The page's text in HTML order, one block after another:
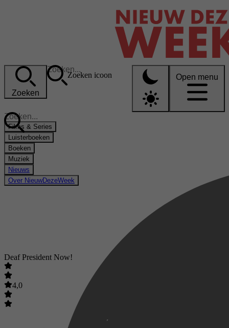
Zoeken
Zoeken icoon Open menu
Films & Series
Luisterboeken
Boeken
Muziek
Nieuws
Over NieuwDezeWeek
Deaf President Now!
4,0